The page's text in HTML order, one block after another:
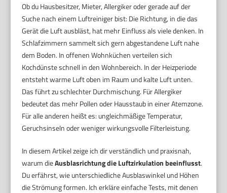
Ob du Hausbesitzer, Mieter, Allergiker oder gerade auf der
Suche nach einem Luftreiniger bist: Die Richtung, in die das
Gerät die Luft ausbläst, hat mehr Einfluss als viele denken. In
Schlafzimmern sammelt sich gern abgestandene Luft nahe
dem Boden. In offenen Wohnküchen verteilen sich
Kochdünste schnell in den Wohnbereich. In der Heizperiode
entsteht warme Luft oben im Raum und kalte Luft unten.
Das führt zu schlechter Durchmischung. Für Allergiker
bedeutet das mehr Pollen oder Hausstaub in einer Atemzone.
Für alle anderen heißt es: ungleichmäßige Temperatur,
Geruchsinseln oder weniger wirkungsvolle Filterleistung.
In diesem Artikel zeige ich dir verständlich und praxisnah,
warum dieAusblasrichtung die Luftzirkulation beeinflusst.
Du erfährst, wie unterschiedliche Ausblaswinkel und Höhen
die Strömung formen. Ich erkläre einfache Tests, mit denen